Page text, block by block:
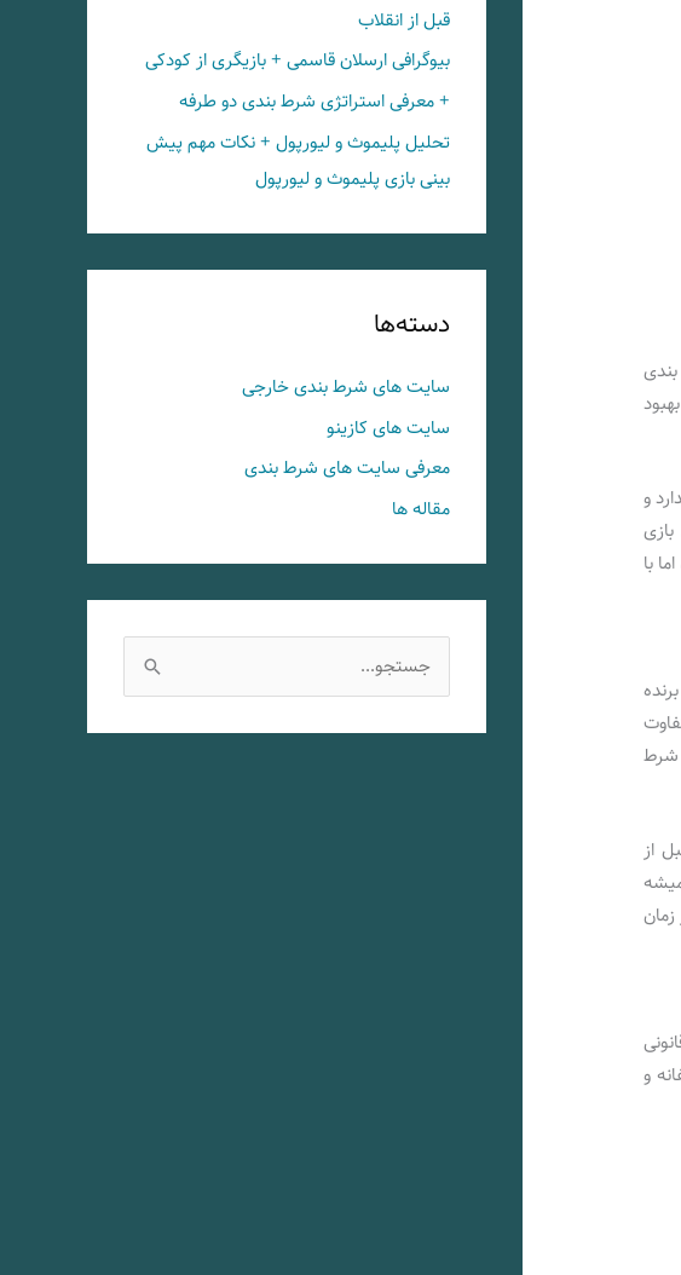
و
با
شرط
از
و
قبل از انقلاب
بیوگرافی ارسلان قاسمی + بازیگری از کودکی
+ معرفی استراتژی شرط بندی دو طرفه
تحلیل پلیموث و لیورپول + نکات مهم پیش
بینی بازی پلیموث و لیورپول
دسته‌ها
سایت های شرط بندی خارجی
سایت های کازینو
معرفی سایت های شرط بندی
مقاله ها
س
ت